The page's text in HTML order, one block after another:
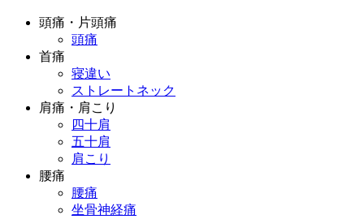
頭痛・片頭痛
頭痛
首痛
寝違い
ストレートネック
肩痛・肩こり
四十肩
五十肩
肩こり
腰痛
腰痛
坐骨神経痛